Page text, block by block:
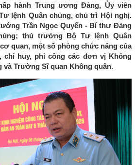
hành Trung ương Đảng, Ủy viên
lệnh Quân chủng, chủ trì Hội nghị.
Trần Ngọc Quyến - Bí thư Đảng
thủ trưởng Bộ Tư lệnh Quân
quan, một số phòng chức năng của
chỉ huy, phi công các đơn vị Không
và Trường Sĩ quan Không quân.